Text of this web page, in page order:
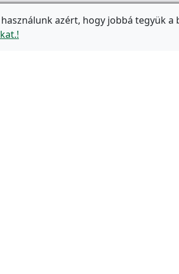
azért, hogy jobbá tegyük a